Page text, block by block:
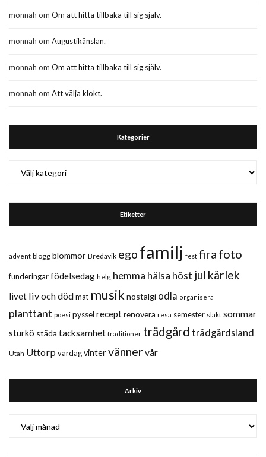
monnah om Om att hitta tillbaka till sig själv.
monnah om Augustikänslan.
monnah om Om att hitta tillbaka till sig själv.
monnah om Att välja klokt.
Kategorier
Etiketter
advent blogg blommor Bredavik ego familj fest fira foto
funderingarfödelsedag helg hemma hälsa höst jul kärlek
livet liv och dödmat musik nostalgi odla organisera
planttant poesi pyssel receptrenovera resa semester släkt sommar
sturkö städa tacksamhet traditioner trädgård trädgårdsland
Utah Uttorp vardagvintervänner vår
Arkiv